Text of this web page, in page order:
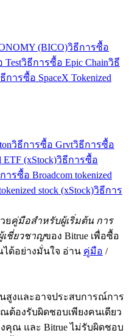
(BICO)วิธีการซื้อ
Testวิธีการซื้อ Epic Chainวิธี
การซื้อ SpaceX Tokenized
วิธีการซื้อ Grvtวิธีการซื้อ
ETF (xStock)วิธีการซื้อ
ารซื้อ Broadcom tokenized
stock (xStock)วิธีการ
ยคู่มือสำหรับผู้เริ่มต้น การ
เชี่ยวชาญของ Bitrue เพื่อซื้อ
ได้อย่างมั่นใจ อ่าน คู่มือ /
สูงและอาจประสบการณ์การ
ต้องรับผิดชอบเพียงคนเดียว
คุณ และ Bitrue ไม่รับผิดชอบ